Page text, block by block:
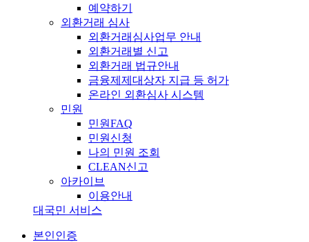
예약하기
외환거래 심사
외환거래심사업무 안내
외환거래별 신고
외환거래 법규안내
금융제제대상자 지급 등 허가
온라인 외환심사 시스템
민원
민원FAQ
민원신청
나의 민원 조회
CLEAN신고
아카이브
이용안내
대국민 서비스
본인인증